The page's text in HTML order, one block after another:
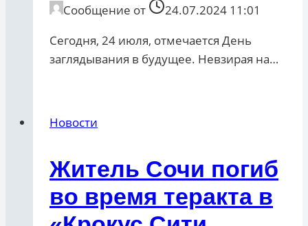
Сообщение от
24.07.2024 11:01
Сегодня, 24 июля, отмечается День
заглядывания в будущее. Невзирая на…
Новости
Житель Сочи погиб
во время теракта в